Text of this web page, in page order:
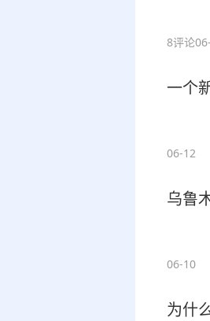
8评论
一个
06-12
乌鲁
06-10
为什